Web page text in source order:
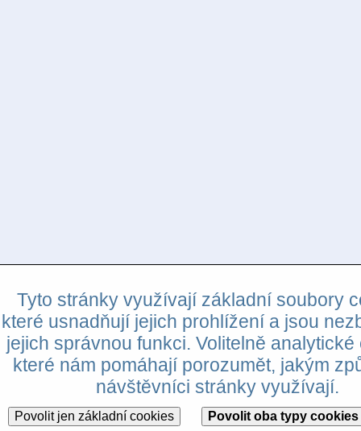
Tyto stránky využívají základní soubory
které usnadňují jejich prohlížení a jsou
jejich správnou funkci. Volitelně analytické
které nám pomáhají porozumět, jakým
návštěvníci stránky využívají.
Povolit jen základní cookies Povolit oba typy cookies